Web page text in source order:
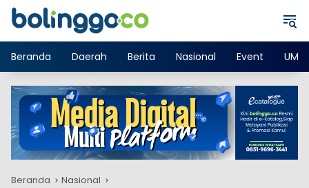
Langsung
Beranda
Daerah Berita Nasional Event
Beranda Nasional